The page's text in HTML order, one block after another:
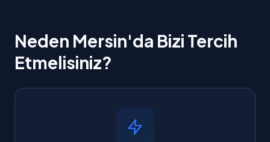
Neden Mersin'da Bizi Tercih
Etmelisiniz?